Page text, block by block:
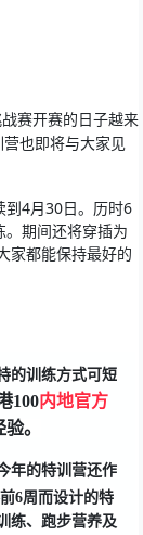
赛开赛的日子越来
也即将与大家见
到4月30日。历时6
期间还将穿插为
家都能保持最好的
的训练方式可短
100内地官方
。
年的特训营还作
6周而设计的特
练、跑步营养及